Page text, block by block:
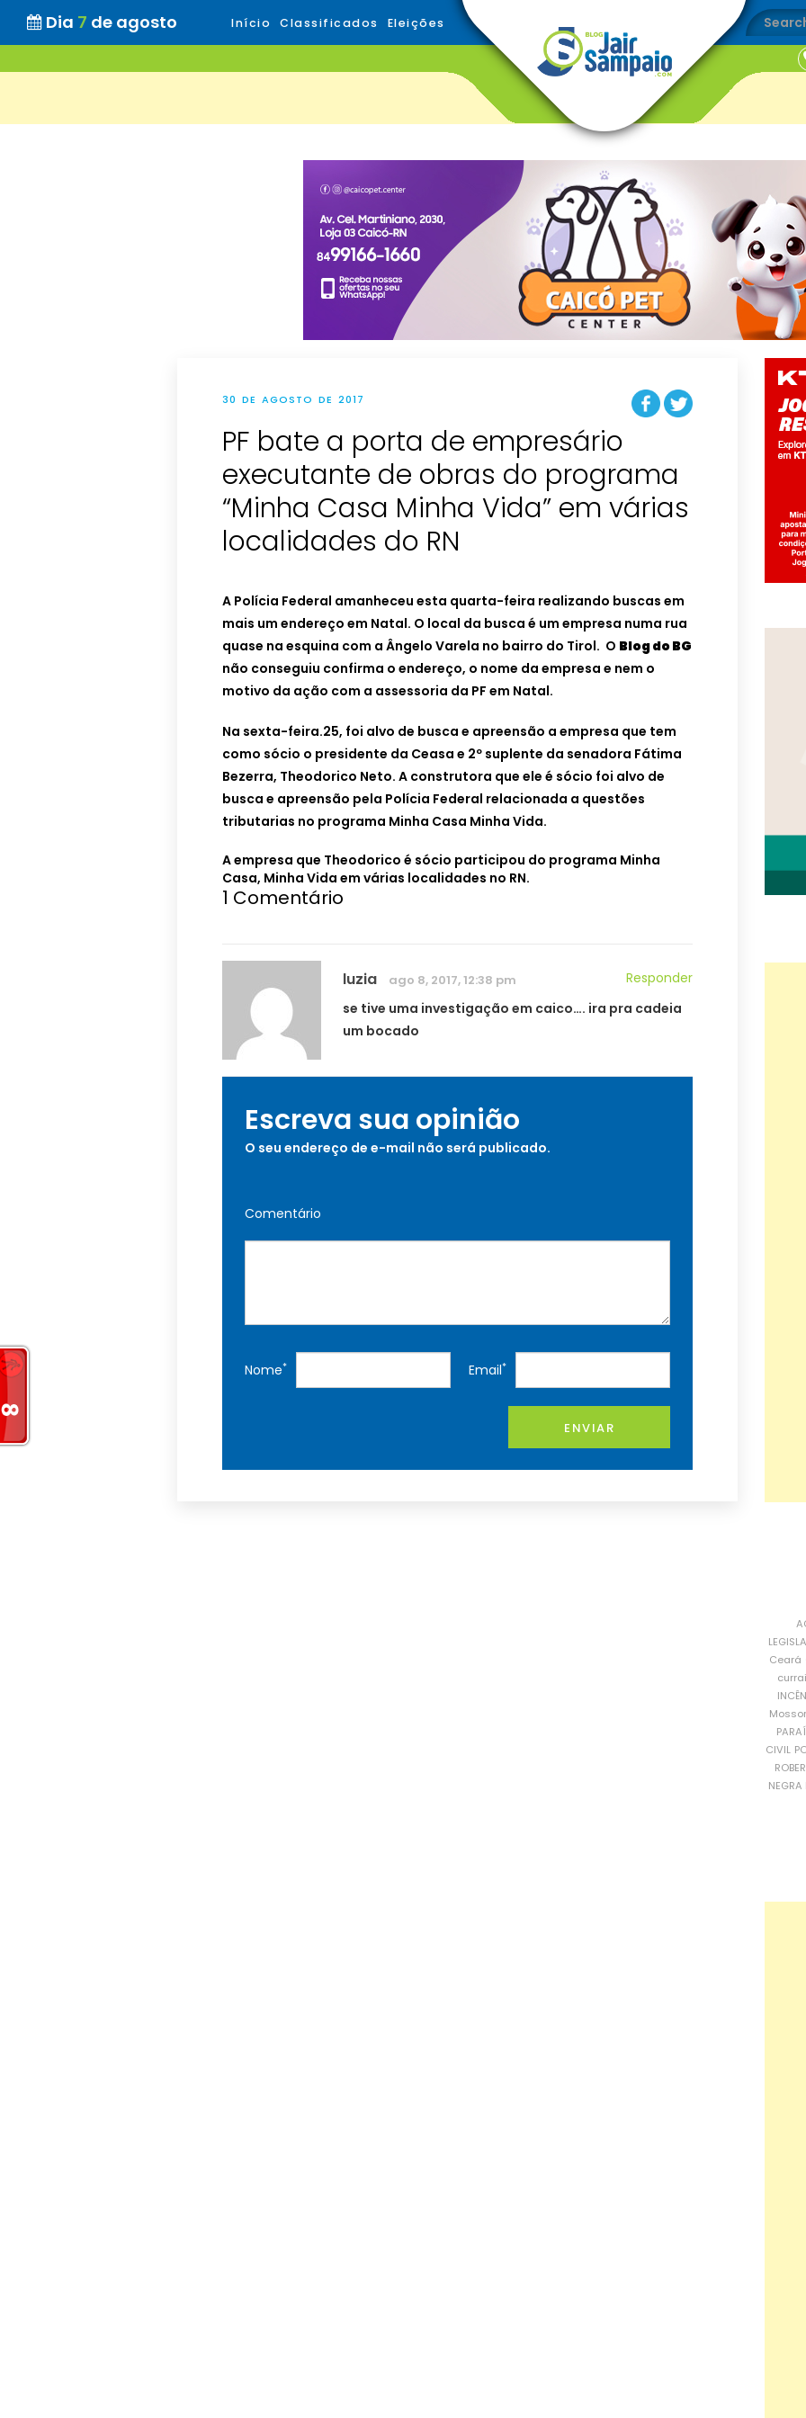
Dia 7 de agosto Início Classificados Eleições
30 DE AGOSTO DE 2017
PF bate a porta de empresário
executante de obras do programa
“Minha Casa Minha Vida” em várias
localidades do RN
A Polícia Federal amanheceu esta quarta-feira realizando buscas em
mais um endereço em Natal. O local da busca é um empresa numa rua
quase na esquina com a Ângelo Varela no bairro do Tirol. O Blog do BG
não conseguiu confirma o endereço, o nome da empresa e nem o
motivo da ação com a assessoria da PF em Natal.
Na sexta-feira.25, foi alvo de busca e apreensão a empresa que tem
como sócio o presidente da Ceasa e 2º suplente da senadora Fátima
Bezerra, Theodorico Neto. A construtora que ele é sócio foi alvo de
busca e apreensão pela Polícia Federal relacionada a questões
tributarias no programa Minha Casa Minha Vida.
A empresa que Theodorico é sócio participou do programa Minha
Casa, Minha Vida em várias localidades no RN.
1 Comentário
luzia ago 8, 2017, 12:38 pm
Responder
se tive uma investigação em caico…. ira pra cadeia
um bocado
Escreva sua opinião
O seu endereço de e-mail não será publicado.
Comentário
Nome* Email*
ENVIAR
Ceará
CIVIL
NEGRA